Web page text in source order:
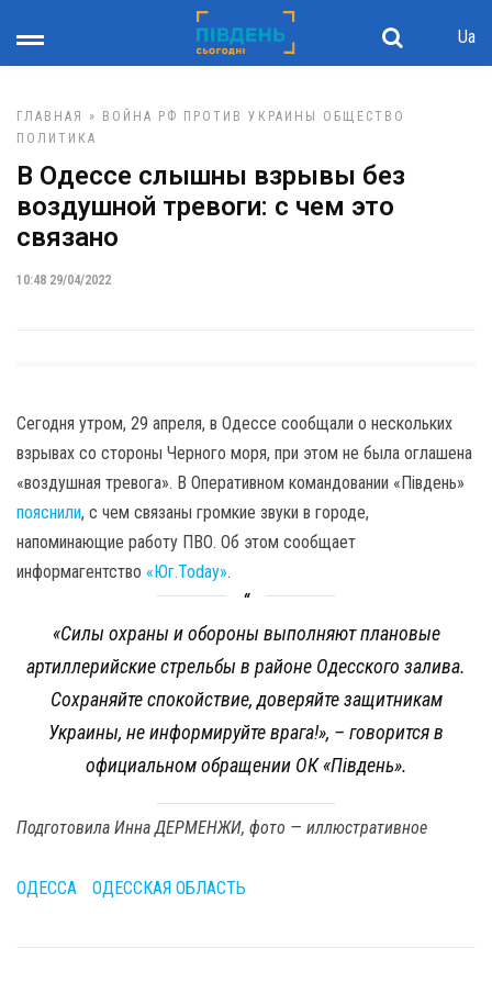
Ua
ГЛАВНАЯ » ВОЙНА РФ ПРОТИВ УКРАИНЫ
ОБЩЕСТВО
ПОЛИТИКА
В Одессе слышны взрывы без
воздушной тревоги: с чем это
связано
10:48 29/04/2022
Сегодня утром, 29 апреля, в Одессе сообщали о нескольких
взрывах со стороны Черного моря, при этом не была оглашена
«воздушная тревога». В Оперативном командовании «Південь»
пояснили, с чем связаны громкие звуки в городе,
напоминающие работу ПВО. Об этом сообщает
информагентство «Юг.Today».
«Силы охраны и обороны выполняют плановые
артиллерийские стрельбы в районе Одесского залива.
Сохраняйте спокойствие, доверяйте защитникам
Украины, не информируйте врага!», – говорится в
официальном обращении ОК «Південь».
Подготовила Инна ДЕРМЕНЖИ, фото — иллюстративное
ОДЕССА ОДЕССКАЯ ОБЛАСТЬ